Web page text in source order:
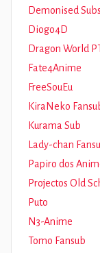
Demonised Subs
Diogo4D
Dragon World
Fate4Anime
FreeSouEu
KiraNeko
Kurama Sub
Lady-chan
Papiro dos
Projectos Old
Puto
N3-Anime
Tomo Fansub